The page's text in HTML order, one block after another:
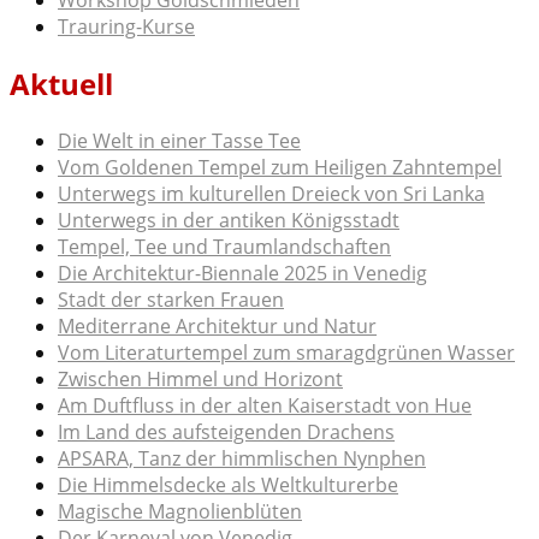
Trauring-Kurse
Aktuell
Die Welt in einer Tasse Tee
Vom Goldenen Tempel zum Heiligen Zahntempel
Unterwegs im kulturellen Dreieck von Sri Lanka
Unterwegs in der antiken Königsstadt
Tempel, Tee und Traumlandschaften
Die Architektur-Biennale 2025 in Venedig
Stadt der starken Frauen
Mediterrane Architektur und Natur
Vom Literaturtempel zum smaragdgrünen Wasser
Zwischen Himmel und Horizont
Am Duftfluss in der alten Kaiserstadt von Hue
Im Land des aufsteigenden Drachens
APSARA, Tanz der himmlischen Nynphen
Die Himmelsdecke als Weltkulturerbe
Magische Magnolienblüten